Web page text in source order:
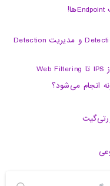
دستورالعمل برپایی معماری Detection Engineering و مدیریت Detection